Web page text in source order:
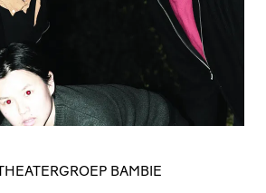
BAMBIE